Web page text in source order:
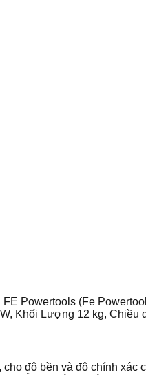
Powertools (Fe
Khối Lượng 12 kg,
độ bền và độ chính xác